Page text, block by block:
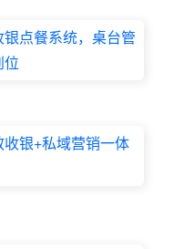
点餐系统，桌台管
位
银+私域营销一体